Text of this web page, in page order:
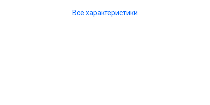
Все характеристики